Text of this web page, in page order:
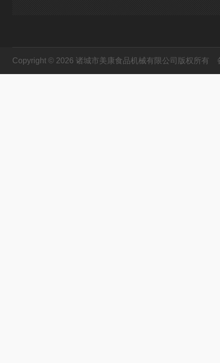
Copyright © 2026 诸城市美康食品机械有限公司版权所有